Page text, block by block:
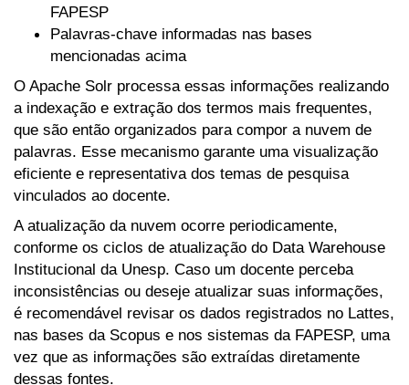
FAPESP
Palavras-chave informadas nas bases
mencionadas acima
O Apache Solr processa essas informações realizando
a indexação e extração dos termos mais frequentes,
que são então organizados para compor a nuvem de
palavras. Esse mecanismo garante uma visualização
eficiente e representativa dos temas de pesquisa
vinculados ao docente.
A atualização da nuvem ocorre periodicamente,
conforme os ciclos de atualização do Data Warehouse
Institucional da Unesp. Caso um docente perceba
inconsistências ou deseje atualizar suas informações,
é recomendável revisar os dados registrados no Lattes,
nas bases da Scopus e nos sistemas da FAPESP, uma
vez que as informações são extraídas diretamente
dessas fontes.